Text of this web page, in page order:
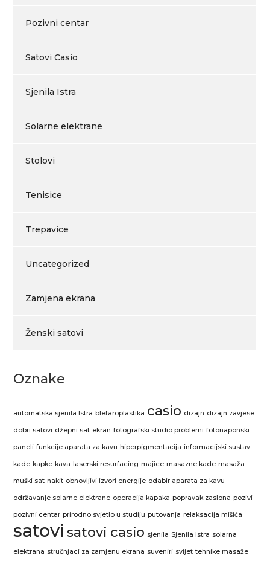
Pozivni centar
Satovi Casio
Sjenila Istra
Solarne elektrane
Stolovi
Tenisice
Trepavice
Uncategorized
Zamjena ekrana
Ženski satovi
Oznake
automatska sjenila Istra blefaroplastika casio dizajn dizajn zavjese
dobri satovi džepni sat ekran fotografski studio problemi fotonaponski
paneli funkcije aparata za kavu hiperpigmentacija informacijski sustav
kade kapke kava laserski resurfacing majice masazne kade masaža
muški sat nakit obnovljivi izvori energije odabir aparata za kavu
održavanje solarne elektrane operacija kapaka popravak zaslona pozivi
pozivni centar prirodno svjetlo u studiju putovanja relaksacija mišića
satovi satovi casio sjenila Sjenila Istra solarna
elektrana stručnjaci za zamjenu ekrana suveniri svijet tehnike masaže